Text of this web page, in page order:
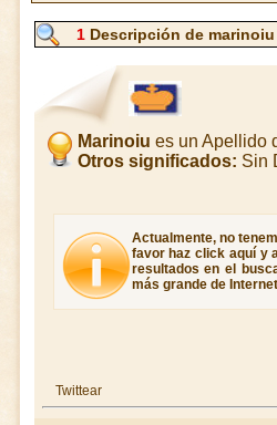
1 Descripción de marinoiu
Marinoiu es un Apellido
Otros significados: Sin
Actualmente, no
favor haz click aquí y
resultados en el
más grande de
Twittear